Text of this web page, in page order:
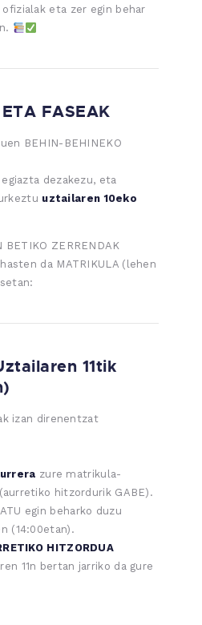
eta zer egin behar
FASEAK
BEHIN-BEHINEKO
dezakezu, eta
uztailaren 10eko
BETIKO ZERRENDAK
da MATRIKULA (lehen
11tik
izan direnentzat
zure matrikula-
hitzordurik GABE).
egin beharko duzu
(14:00etan).
HITZORDUA
11n bertan jarriko da gure